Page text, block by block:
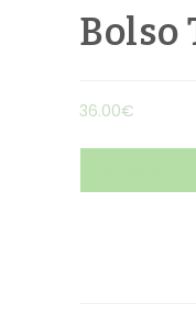
Bolso
36.00€